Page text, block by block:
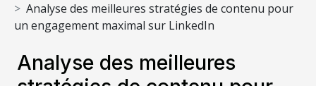
Analyse des meilleures stratégies de contenu pour
un engagement maximal sur LinkedIn
Analyse des meilleures